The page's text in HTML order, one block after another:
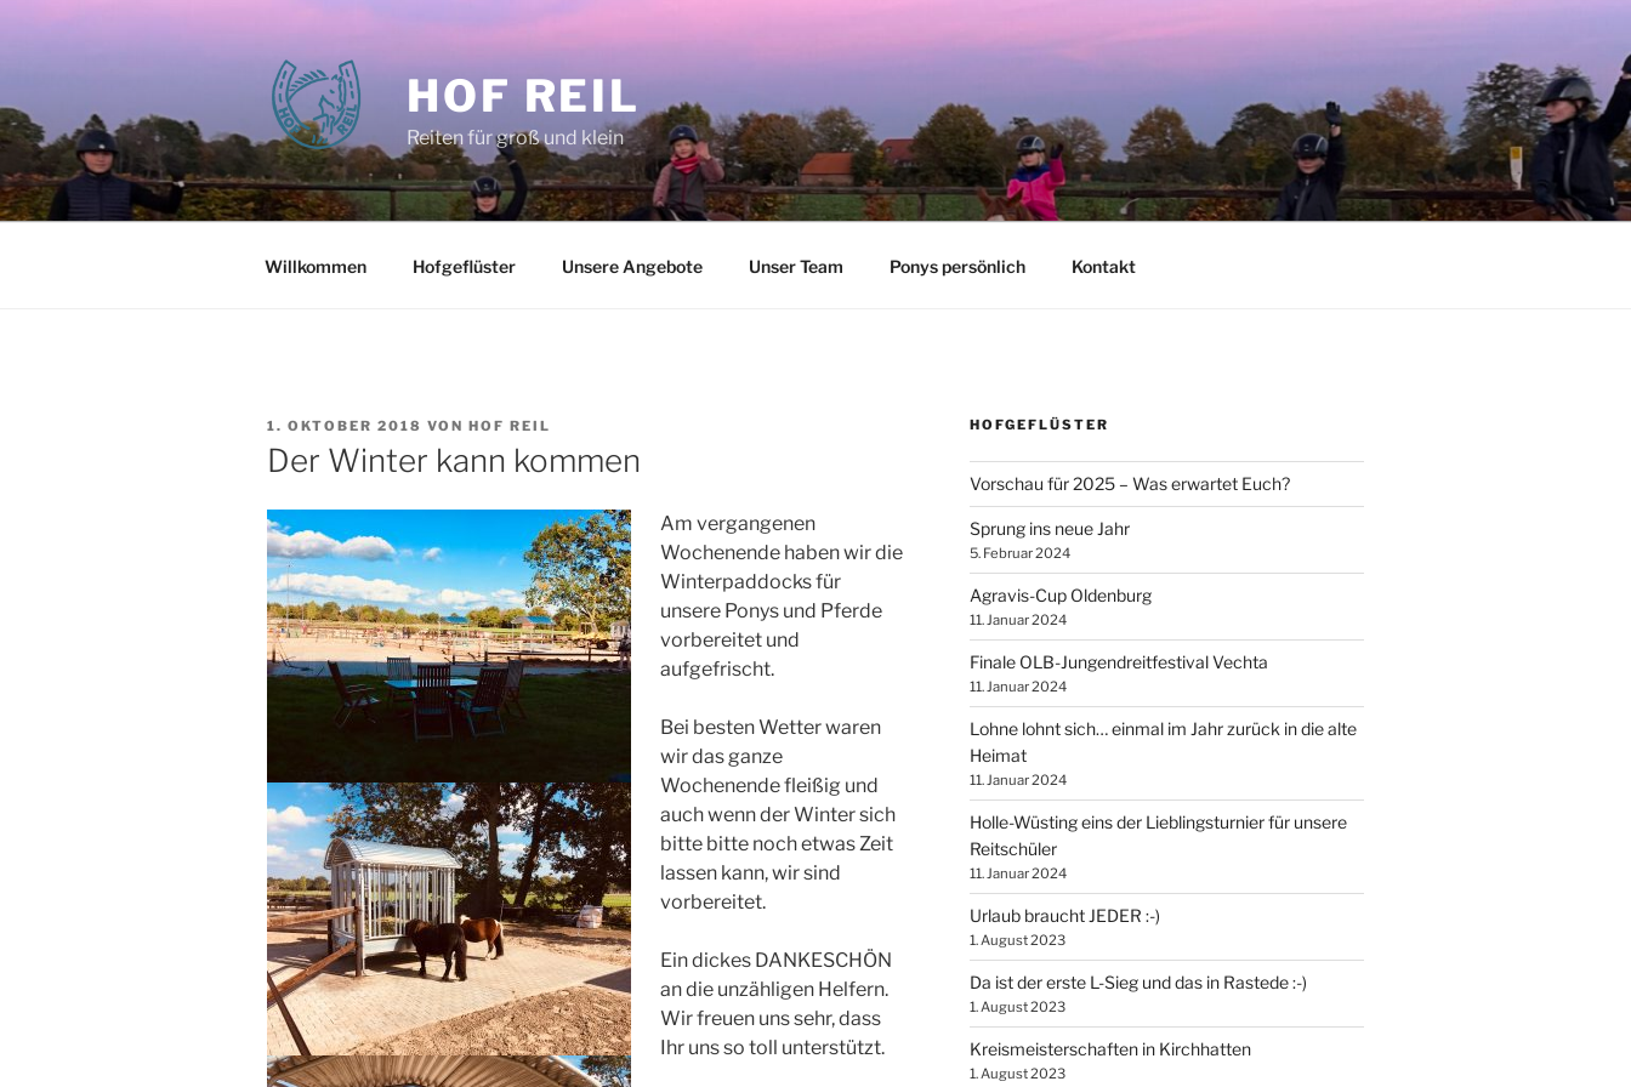
HOF REIL
Reiten für groß und klein
Willkommen Hofgeflüster Unsere Angebote Unser Team Ponys persönlich Kontakt
VERÖFFENTLICHT
AM
1. OKTOBER 2018 VON HOF REIL
Der Winter kann kommen
Am vergangenen
Wochenende haben wir die
Winterpaddocks für
unsere Ponys und Pferde
vorbereitet und
aufgefrischt.
Bei besten Wetter waren
wir das ganze
Wochenende fleißig und
auch wenn der Winter sich
bitte bitte noch etwas Zeit
lassen kann, wir sind
vorbereitet.
Ein dickes DANKESCHÖN
an die unzähligen Helfern.
Wir freuen uns sehr, dass
Ihr uns so toll unterstützt.
HOFGEFLÜSTER
Vorschau für 2025 – Was erwartet Euch?
Sprung ins neue Jahr
5. Februar 2024
Agravis-Cup Oldenburg
11. Januar 2024
Finale OLB-Jungendreitfestival Vechta
11. Januar 2024
Lohne lohnt sich… einmal im Jahr zurück in die alte
Heimat
11. Januar 2024
Holle-Wüsting eins der Lieblingsturnier für unsere
Reitschüler
11. Januar 2024
Urlaub braucht JEDER :-)
1. August 2023
Da ist der erste L-Sieg und das in Rastede :-)
1. August 2023
Kreismeisterschaften in Kirchhatten
1. August 2023